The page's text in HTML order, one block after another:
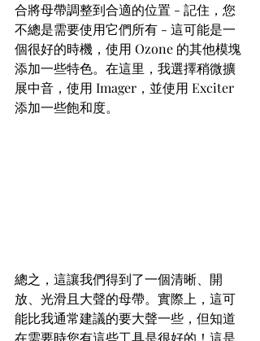
合將母帶調整到合適的位置 - 記住，您
不總是需要使用它們所有 - 這可能是一
個很好的時機，使用 Ozone 的其他模塊
添加一些特色。在這里，我選擇稍微擴
展中音，使用 Imager，並使用 Exciter
添加一些飽和度。
總之，這讓我們得到了一個清晰、開
放、光滑且大聲的母帶。實際上，這可
能比我通常建議的要大聲一些，但知道